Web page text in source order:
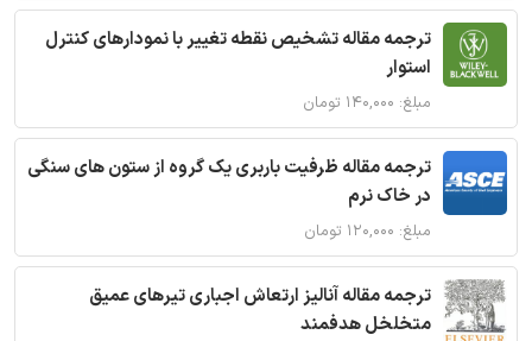
ترجمه مقاله تشخیص نقطه تغییر با نمودارهای کنترل
استوار
مبلغ: ۱۴۰,۰۰۰ تومان
ترجمه مقاله ظرفیت باربری یک گروه از ستون های سنگی
در خاک نرم
مبلغ: ۱۲۰,۰۰۰ تومان
ترجمه مقاله آنالیز ارتعاش اجباری تیرهای عمیق
متخلخل هدفمند